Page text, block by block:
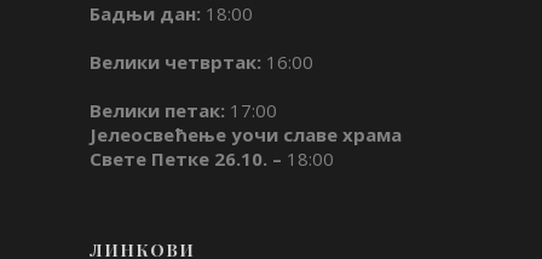
Бадњи дан: 18:00
Велики четвртак: 16:00
Велики петак: 17:00
Јелеосвећење уочи славе храма
Свете Петке 26.10. – 18:00
ЛИНКОВИ